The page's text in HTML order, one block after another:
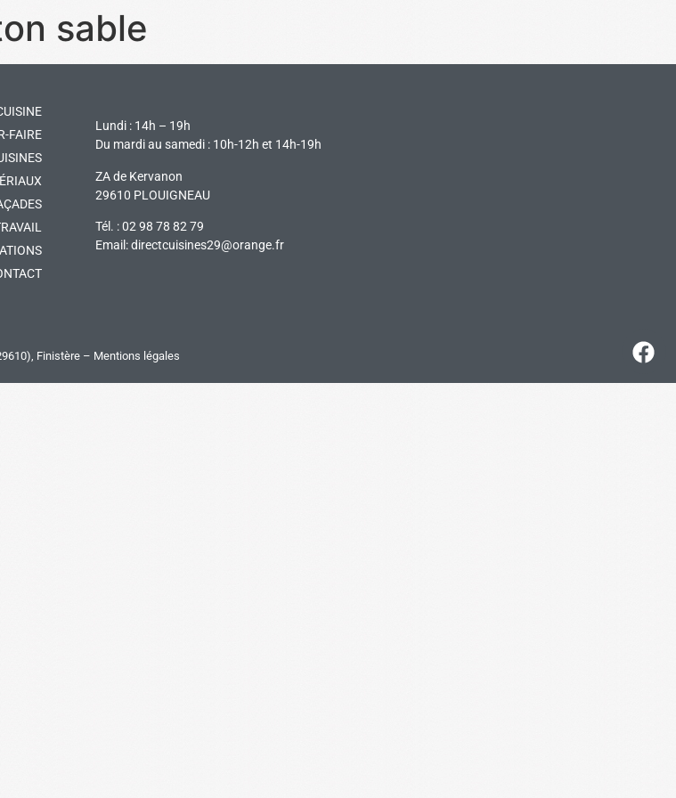
sable
FAIRE
Lundi : 14h – 19h
Du mardi au samedi : 10h-12h et 14h-19h
ZA de Kervanon
29610 PLOUIGNEAU
Tél. : 02 98 78 82 79
Email:directcuisines29@orange.fr
Finistère – Mentions légales